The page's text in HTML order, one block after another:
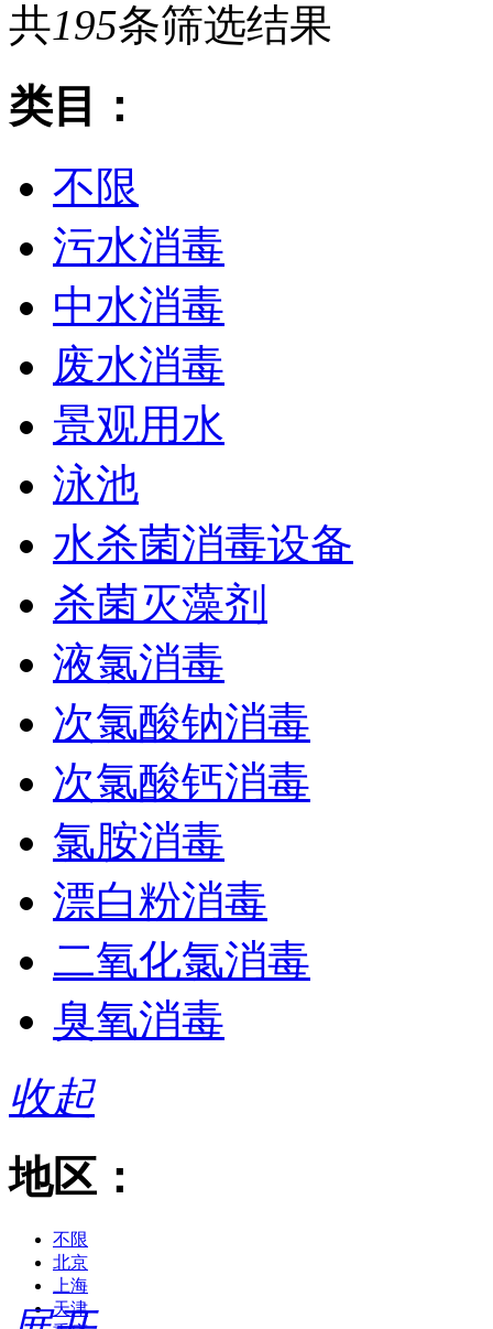
共195条筛选结果
类目：
不限
污水消毒
中水消毒
废水消毒
景观用水
泳池
水杀菌消毒设备
杀菌灭藻剂
液氯消毒
次氯酸钠消毒
次氯酸钙消毒
氯胺消毒
漂白粉消毒
二氧化氯消毒
臭氧消毒
收起
地区：
不限
北京
上海
天津